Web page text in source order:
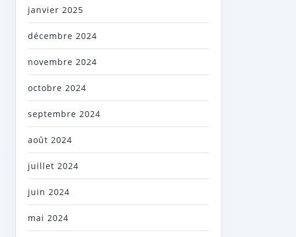
janvier 2025
décembre 2024
novembre 2024
octobre 2024
septembre 2024
août 2024
juillet 2024
juin 2024
mai 2024